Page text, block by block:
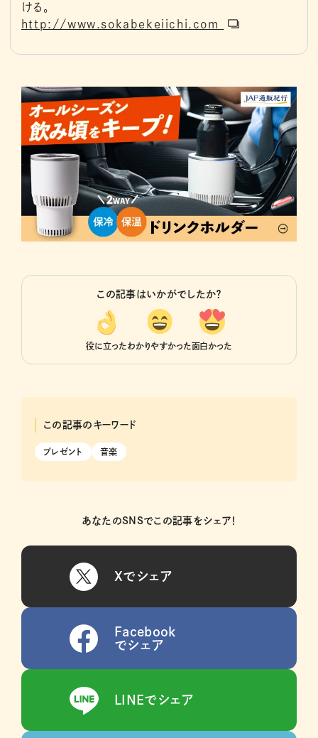
ける。
http://www.sokabekeiichi.com
この記事はいかがでしたか？
役に立ったわかりやすかった面白かった
この記事のキーワード
プレゼント 音楽
あなたのSNSでこの記事をシェア！
Xでシェア
Facebook
でシェア
LINEでシェア